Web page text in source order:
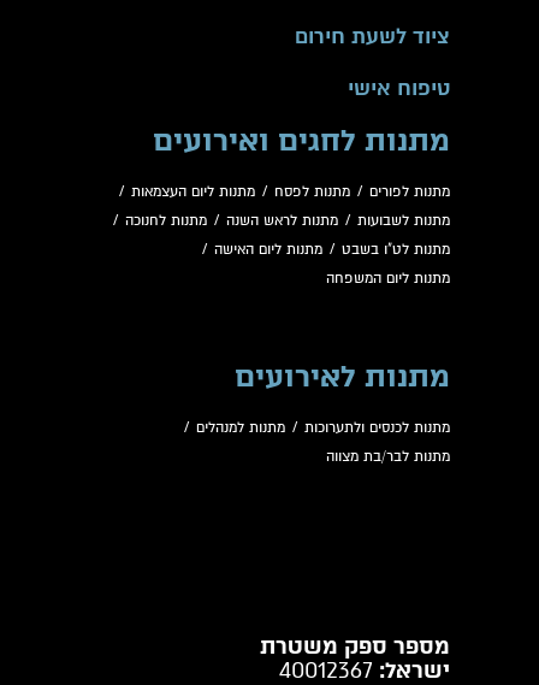
ציוד לשעת חירום
טיפוח אישי
מתנות לחגים ואירועים
מתנות לפורים / מתנות לפסח / מתנות ליום העצמאות /
מתנות לשבועות / מתנות לראש השנה / מתנות לחנוכה /
מתנות לט"ו בשבט / מתנות ליום האישה /
מתנות ליום המשפחה
מתנות לאירועים
מתנות לכנסים ולתערוכות / מתנות למנהלים /
מתנות לבר/בת מצווה
מספר ספק משטרת
ישראל: